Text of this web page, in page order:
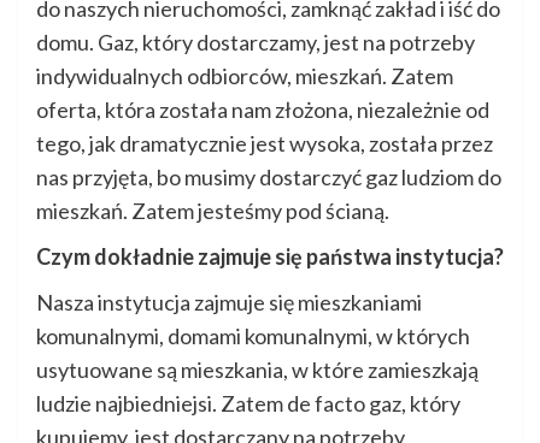
do naszych nieruchomości, zamknąć zakład i iść do
domu. Gaz, który dostarczamy, jest na potrzeby
indywidualnych odbiorców, mieszkań. Zatem
oferta, która została nam złożona, niezależnie od
tego, jak dramatycznie jest wysoka, została przez
nas przyjęta, bo musimy dostarczyć gaz ludziom do
mieszkań. Zatem jesteśmy pod ścianą.
Czym dokładnie zajmuje się państwa instytucja?
Nasza instytucja zajmuje się mieszkaniami
komunalnymi, domami komunalnymi, w których
usytuowane są mieszkania, w które zamieszkają
ludzie najbiedniejsi. Zatem de facto gaz, który
kupujemy, jest dostarczany na potrzeby